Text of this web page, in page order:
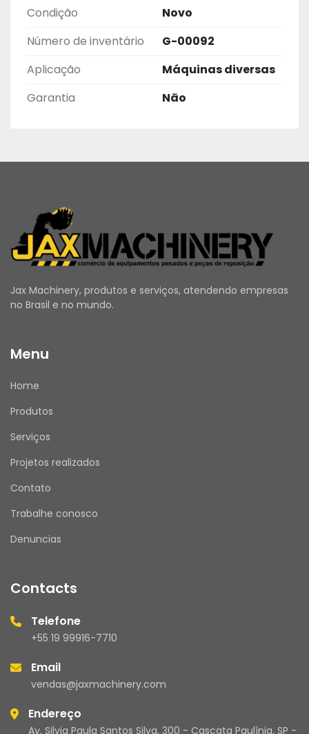
Condição
Novo
Número de inventário
G-00092
Aplicação
Máquinas diversas
Garantia
Não
Jax Machinery, produtos e serviços, atendendo empresas
no Brasil e no mundo.
Menu
Home
Produtos
Serviços
Projetos realizados
Contato
Trabalhe conosco
Denuncias
Contacts
Telefone
+55 19 99916-7710
Email
vendas@jaxmachinery.com
Endereço
Av. Silvia Paula Santos Silva, 300 - Cascata Paulínia, SP -